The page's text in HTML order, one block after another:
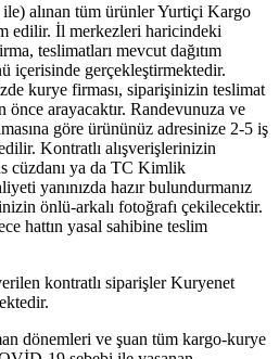
alınan tüm ürünler Yurtiçi Kargo
edilir. İl merkezleri haricindeki
teslimatları mevcut dağıtım
içerisinde gerçekleştirmektedir.
kurye firması, siparişinizin teslimat
önce arayacaktır. Randevunuza ve
göre ürününüz adresinize 2-5 iş
Kontratlı alışverişlerinizin
cüzdanı ya da TC Kimlik
yanınızda hazır bulundurmanı​z
önlü-arkalı fotoğrafı çekilecektir.
hattın yasal sahibine teslim
kontratlı siparişler Kuryenet
dönemleri ve şuan tüm kargo-kurye